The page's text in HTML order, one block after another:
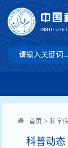
首页 > 科学
科普动态